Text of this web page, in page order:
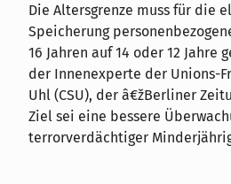
Die Altersgrenze muss für die
Speicherung
16 Jahren auf 14 oder 12 Jahre
der Innenexperte der Unions-
Uhl (CSU), der â€žBerliner
Ziel sei eine bessere
terrorverdächtiger